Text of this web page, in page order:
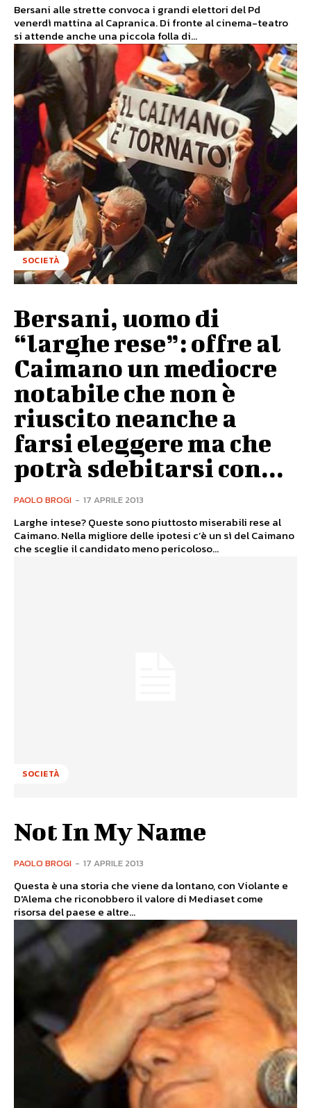
Bersani alle strette convoca i grandi elettori del Pd
venerdì mattina al Capranica. Di fronte al cinema-teatro
si attende anche una piccola folla di...
SOCIETÀ
Bersani, uomo di
“larghe rese”: offre al
Caimano un mediocre
notabile che non è
riuscito neanche a
farsi eleggere ma che
potrà sdebitarsi con...
PAOLO BROGI - 17 APRILE 2013
Larghe intese? Queste sono piuttosto miserabili rese al
Caimano. Nella migliore delle ipotesi c’è un sì del Caimano
che sceglie il candidato meno pericoloso...
SOCIETÀ
Not In My Name
PAOLO BROGI - 17 APRILE 2013
Questa è una storia che viene da lontano, con Violante e
D'Alema che riconobbero il valore di Mediaset come
risorsa del paese e altre...